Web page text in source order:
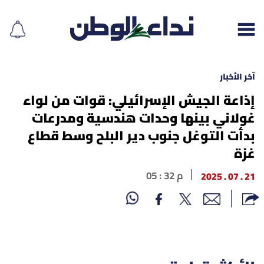
إقرأ الجريدة
لبنان
الغلاف
نداء اليوم
آخر الأخبار
إذاعة الجيش الإسرائيلي: قوات من لواء
غولاني بينها وحدات هندسية ومدرعات
بدأت التوغل جنوب دير البلح وسط قطاع
غزة
21 . 07 . 2025 05 : 32 م